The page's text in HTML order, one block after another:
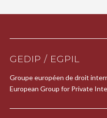
GEDIP / EGPIL
Groupe européen de droit
European Group for Private